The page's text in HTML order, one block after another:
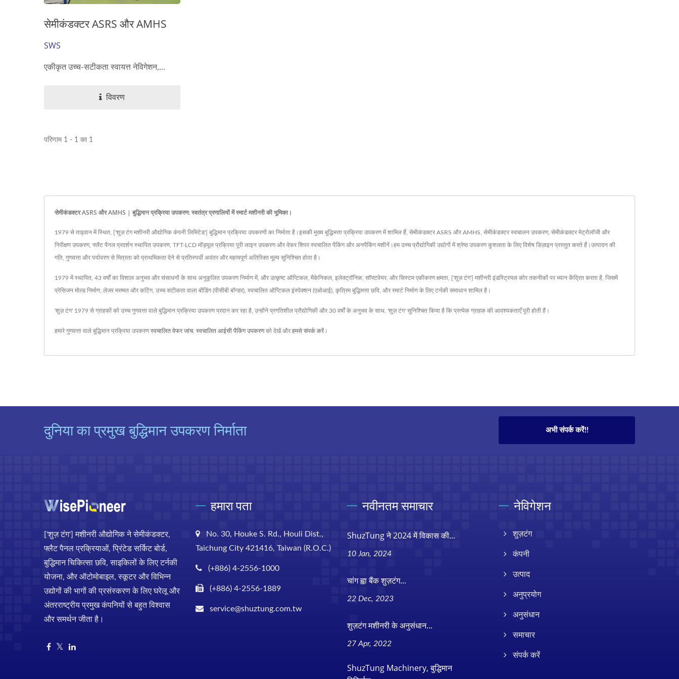
सेमीकंडक्टर ASRS और AMHS
SWS
एकीकृत उच्च-सटीकता स्वायत्त नेविगेशन,...
विवरण
परिणाम 1 - 1 का 1
सेमीकंडक्टर ASRS और AMHS | बुद्धिमान प्रक्रिया उपकरण: स्वतंत्र प्रणालियों में स्मार्ट मशीनरी की भूमिका।
1979 से ताइवान में स्थित, ['शुज़ टंग मशीनरी औद्योगिक कंपनी लिमिटेड'] बुद्धिमान प्रक्रिया उपकरणों का निर्माता है।इसकी मुख्य बुद्धिमत्ता प्रक्रिया उपकरण में शामिल हैं, सेमीकंडक्टर ASRS और AMHS, सेमीकंडक्टर स्वचालन उपकरण, सेमीकंडक्टर मेट्रोलॉजी और
निरीक्षण उपकरण, फ्लैट पैनल प्रदर्शन स्थापित उपकरण, TFT-LCD मॉड्यूल प्रक्रिया पूरी लाइन उपकरण और वेफर शिपर स्वचालित पैकिंग और अनपैकिंग मशीनें।हम उच्च प्रौद्योगिकी उद्योगों में श्रेष्ठ उपकरण कुशलता के लिए विशेष डिज़ाइन प्रस्तुत करते हैं।उत्पादन की
गति, गुणवत्ता और पर्यावरण से मित्रता को प्राथमिकता देने से प्रतिस्पर्धी अवंतर और महत्वपूर्ण अतिरिक्त मूल्य सुनिश्चित होता है।
1979 में स्थापित, 43 वर्षों का विशाल अनुभव और संसाधनों के साथ अनुकूलित उपकरण निर्माण में, और उत्कृष्ट ऑप्टिकल, मैकेनिकल, इलेक्ट्रॉनिक, सॉफ्टवेयर, और सिस्टम एकीकरण क्षमता, ['शुज़ टंग'] मशीनरी इंडस्ट्रियल कोर तकनीकों पर ध्यान केंद्रित करता है, जिसमें
प्रेसिजन मोल्ड निर्माण, लेजर मरम्मत और कटिंग, उच्च सटीकता वाला बोंडिंग (पीसीबी बॉन्डर), स्वचालित ऑप्टिकल इंस्पेक्शन (एओआई), कृत्रिम बुद्धिमत्ता छवि, और स्मार्ट निर्माण के लिए टर्नकी समाधान शामिल है।
'शुज़ टंग' 1979 से ग्राहकों को उच्च गुणवत्ता वाले बुद्धिमान प्रक्रिया उपकरण प्रदान कर रहा है, उन्होंने प्रगतिशील प्रौद्योगिकी और 30 वर्षों के अनुभव के साथ, 'शुज़ टंग' सुनिश्चित किया है कि प्रत्येक ग्राहक की आवश्यकताएँ पूरी होती हैं।
हमारे गुणवत्ता वाले बुद्धिमान प्रक्रिया उपकरणस्वचालित वेफर जांच, स्वचालित आईसी पैकिंग उपकरणको देखें औरहमसे संपर्क करें।
दुनिया का प्रमुख बुद्धिमान उपकरण निर्माता अभी संपर्क करें!!
['शुज़ टंग'] मशीनरी औद्योगिक ने सेमीकंडक्टर,
फ्लैट पैनल प्रक्रियाओं, प्रिंटेड सर्किट बोर्ड,
बुद्धिमान चिकित्सा छवि, साइकिलों के लिए टर्नकी
योजना, और ऑटोमोबाइल, स्कूटर और विभिन्न
उद्योगों की भागों की प्रसंस्करण के लिए घरेलू और
अंतरराष्ट्रीय प्रमुख कंपनियों से बहुत विश्वास
और समर्थन जीता है।
हमारा पता
No. 30, Houke S. Rd., Houli Dist.,
Taichung City 421416, Taiwan (R.O.C.)
(+886) 4-2556-1000
(+886) 4-2556-1889
service@shuztung.com.tw
नवीनतम समाचार
ShuzTung ने 2024 में विकास की...
10 Jan, 2024
चांग ह्वा बैंक शुज़टंग...
22 Dec, 2023
शुज़टंग मशीनरी के अनुसंधान...
27 Apr, 2022
ShuzTung Machinery, बुद्धिमान
नेविगेशन
शुज़टंग
कंपनी
उत्पाद
अनुप्रयोग
अनुसंधान
समाचार
संपर्क करें